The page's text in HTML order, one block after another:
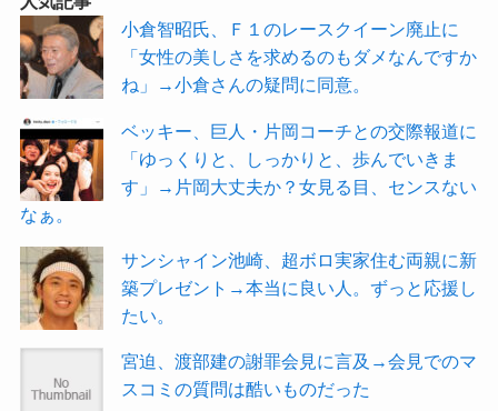
小倉智昭氏、Ｆ１のレースクイーン廃止に
「女性の美しさを求めるのもダメなんですか
ね」→小倉さんの疑問に同意。
ベッキー、巨人・片岡コーチとの交際報道に
「ゆっくりと、しっかりと、歩んでいきま
す」→片岡大丈夫か？女見る目、センスない
なぁ。
サンシャイン池崎、超ボロ実家住む両親に新
築プレゼント→本当に良い人。ずっと応援し
たい。
宮迫、渡部建の謝罪会見に言及→会見でのマ
スコミの質問は酷いものだった